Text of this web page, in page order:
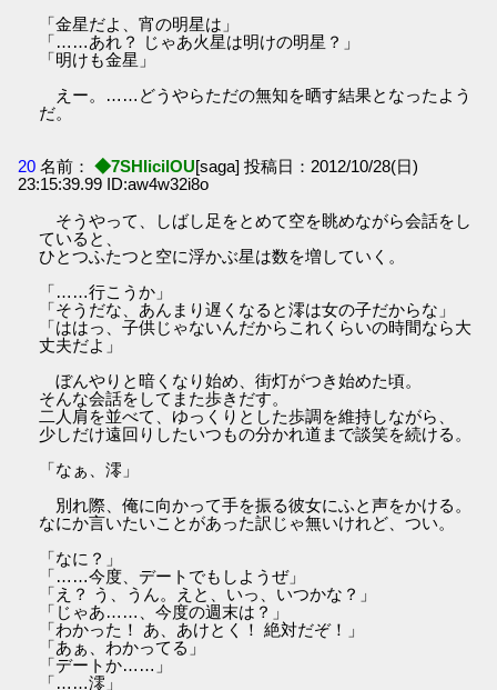
「金星だよ、宵の明星は」
「……あれ？ じゃあ火星は明けの明星？」
「明けも金星」
えー。……どうやらただの無知を晒す結果となったよう
だ。
20 名前： ◆7SHIicilOU[saga] 投稿日：2012/10/28(日)
23:15:39.99 ID:aw4w32i8o
そうやって、しばし足をとめて空を眺めながら会話をし
ていると、
ひとつふたつと空に浮かぶ星は数を増していく。
「……行こうか」
「そうだな、あんまり遅くなると澪は女の子だからな」
「ははっ、子供じゃないんだからこれくらいの時間なら大
丈夫だよ」
ぼんやりと暗くなり始め、街灯がつき始めた頃。
そんな会話をしてまた歩きだす。
二人肩を並べて、ゆっくりとした歩調を維持しながら、
少しだけ遠回りしたいつもの分かれ道まで談笑を続ける。
「なぁ、澪」
別れ際、俺に向かって手を振る彼女にふと声をかける。
なにか言いたいことがあった訳じゃ無いけれど、つい。
「なに？」
「……今度、デートでもしようぜ」
「え？ う、うん。えと、いっ、いつかな？」
「じゃあ……、今度の週末は？」
「わかった！ あ、あけとく！ 絶対だぞ！」
「あぁ、わかってる」
「デートか……」
「……澪」